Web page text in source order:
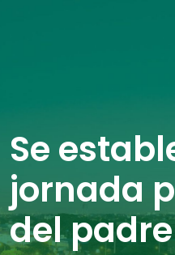
Se
jornada
del